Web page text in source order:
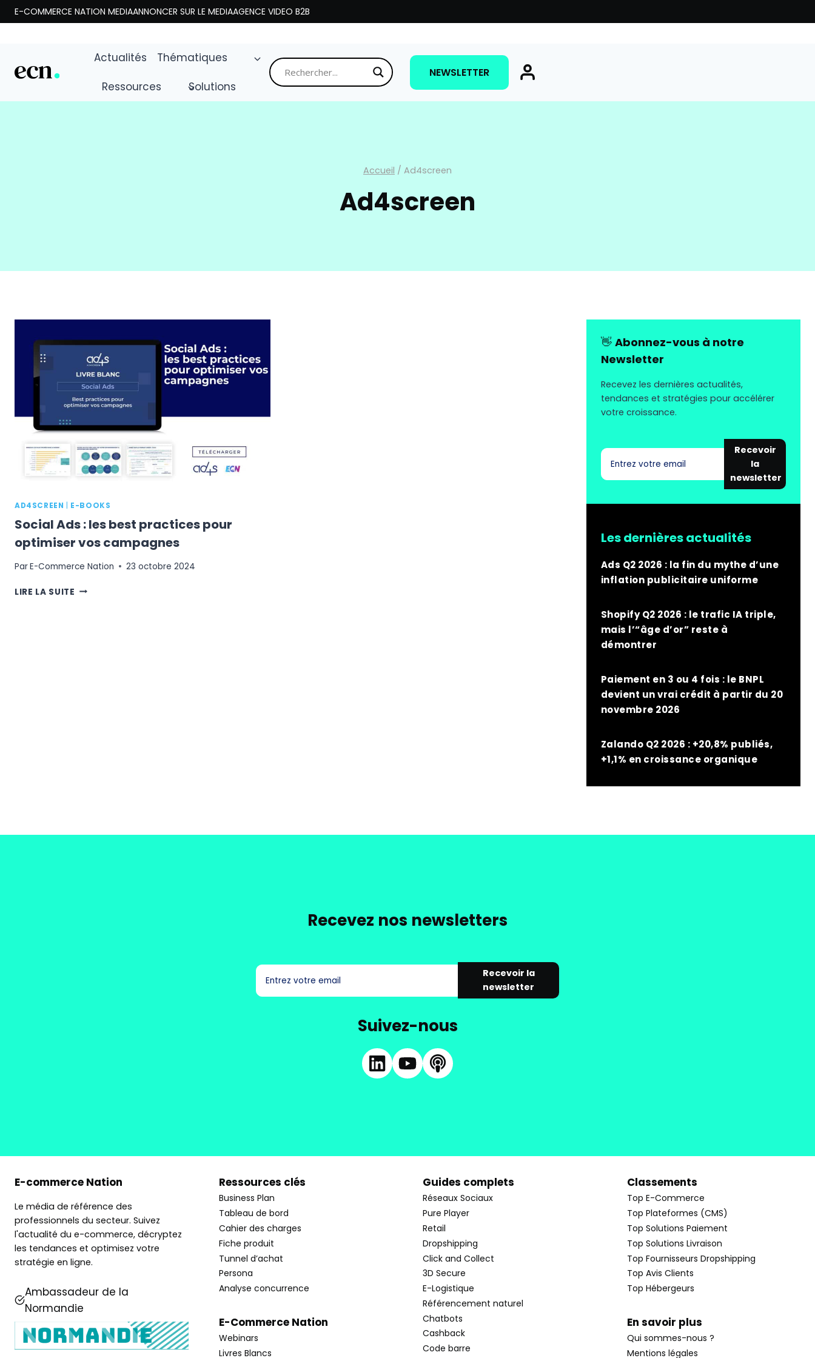
Aller
au
E-COMMERCE NATION MEDIAANNONCER SUR LE MEDIAAGENCE VIDEO B2B
Actualités
Thématiques
Ressources
Solutions
NEWSLETTER
Accueil / Ad4screen
Ad4screen
AD4SCREEN E-BOOKS
Social Ads : les best practices pour
optimiser vos campagnes
ParE-Commerce Nation 23 octobre 2024
LIRE LA SUITE SOCIAL
👋 Abonnez-vous à notre
Newsletter
Recevez les dernières actualités,
tendances et stratégies pour accélérer
votre croissance.
Recevoir
la
newsletter
Les dernières actualités
Ads Q2 2026 : la fin du mythe d’une
inflation publicitaire uniforme
Shopify Q2 2026 : le trafic IA triple,
mais l’“âge d’or” reste à
démontrer
Paiement en 3 ou 4 fois : le BNPL
devient un vrai crédit à partir du 20
novembre 2026
Zalando Q2 2026 : +20,8% publiés,
+1,1% en croissance organique
Recevez nos newsletters
Recevoir la
newsletter
Suivez-nous
E-commerce Nation
Le média de référence des
professionnels du secteur. Suivez
l'actualité du e-commerce, décryptez
les tendances et optimisez votre
stratégie en ligne.
Ambassadeur de la
Normandie
Ressources clés
Business Plan
Tableau de bord
Cahier des charges
Fiche produit
Tunnel d’achat
Persona
Analyse concurrence
E-Commerce Nation
Webinars
Livres Blancs
Guides complets
Réseaux Sociaux
Pure Player
Retail
Dropshipping
Click and Collect
3D Secure
E-Logistique
Référencement naturel
Chatbots
Cashback
Code barre
Classements
Top E-Commerce
Top Plateformes (CMS)
Top Solutions Paiement
Top Solutions Livraison
Top Fournisseurs Dropshipping
Top Avis Clients
Top Hébergeurs
En savoir plus
Qui sommes-nous ?
Mentions légales